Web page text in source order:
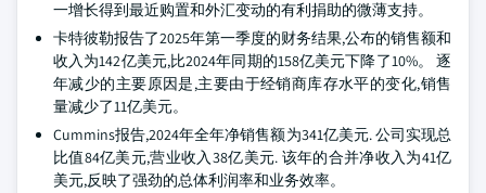
一增长得到最近购置和外汇变动的有利捐助的微薄支持。
卡特彼勒报告了2025年第一季度的财务结果,公布的销售额和
收入为142亿美元,比2024年同期的158亿美元下降了10%。 逐
年减少的主要原因是,主要由于经销商库存水平的变化,销售
量减少了11亿美元。
Cummins报告,2024年全年净销售额为341亿美元. 公司实现总
比值84亿美元,营业收入38亿美元. 该年的合并净收入为41亿
美元,反映了强劲的总体利润率和业务效率。